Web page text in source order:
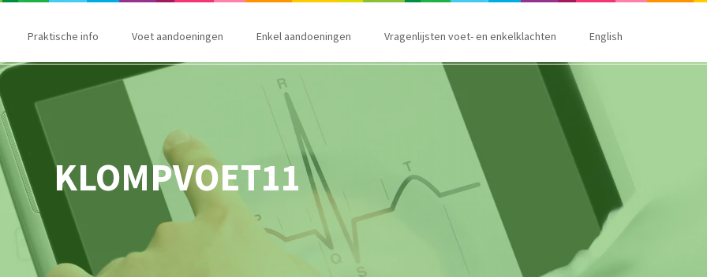
Praktische info Voet aandoeningen Enkel aandoeningen Vragenlijsten voet- en enkelklachten English
KLOMPVOET11